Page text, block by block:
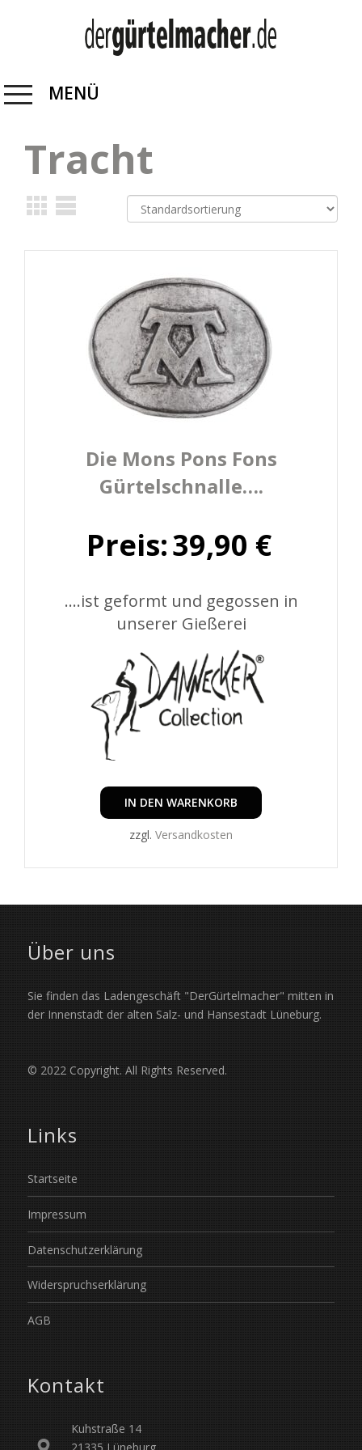
MENÜ
Tracht
Die Mons Pons Fons
Gürtelschnalle….
Preis:39,90 €
….ist geformt und gegossen in
unserer Gießerei
IN DEN WARENKORB
zzgl. Versandkosten
Über uns
Sie finden das Ladengeschäft "DerGürtelmacher" mitten in
der Innenstadt der alten Salz- und Hansestadt Lüneburg.
© 2022 Copyright. All Rights Reserved.
Links
Startseite
Impressum
Datenschutzerklärung
Widerspruchserklärung
AGB
Kontakt
Kuhstraße 14